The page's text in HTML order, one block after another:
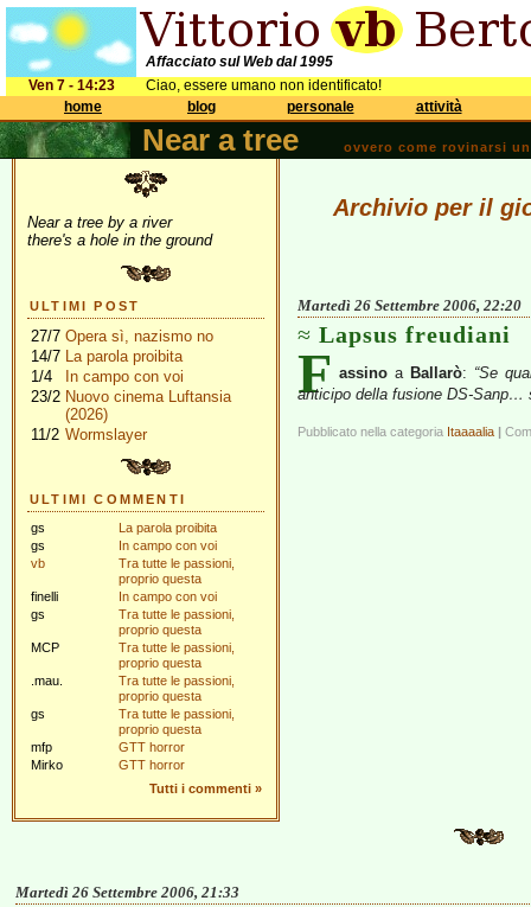
Affacciato sul Web dal 1995
Ven 7 - 14:23
Ciao, essere umano non identificato!
home
blog personale attività
Near a tree ovvero come rovinarsi
Near a tree by a river
there's a hole in the ground
ULTIMI POST
27/7 Opera sì, nazismo no
14/7 La parola proibita
1/4
In campo con voi
23/2 Nuovo cinema Luftansia
(2026)
11/2 Wormslayer
ULTIMI COMMENTI
gs
La parola proibita
gs
In campo con voi
vb
Tra tutte le passioni,
proprio questa
finelli
In campo con voi
gs
Tra tutte le passioni,
proprio questa
MCP
Tra tutte le passioni,
proprio questa
.mau.
Tra tutte le passioni,
proprio questa
gs
Tra tutte le passioni,
proprio questa
mfp
GTT horror
Mirko
GTT horror
Tutti i commenti »
Archivio per il
Martedì 26 Settembre 2006, 22:20
Lapsus freudiani
F assino a Ballarò: “Se
anticipo della fusione DS-Sanp…
Pubblicato nella categoria Itaaaalia |
Martedì 26 Settembre 2006, 21:33